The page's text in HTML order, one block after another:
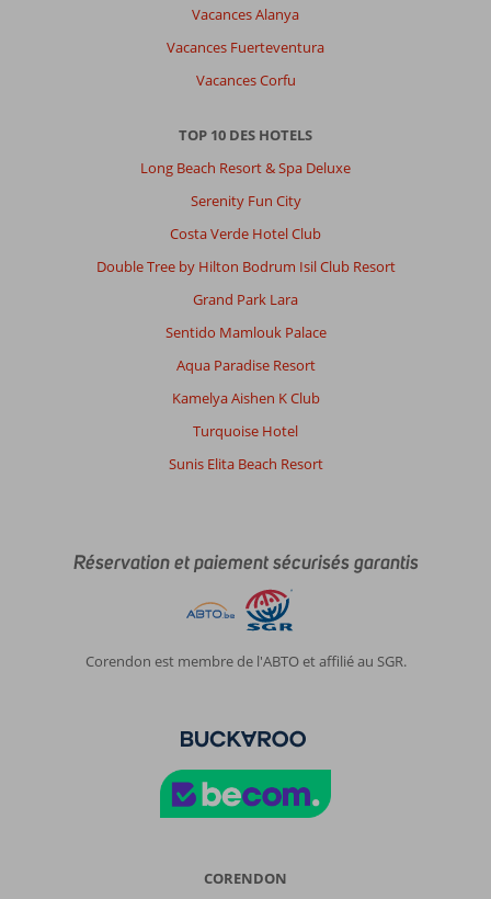
Vacances Alanya
Vacances Fuerteventura
Vacances Corfu
TOP 10 DES HOTELS
Long Beach Resort & Spa Deluxe
Serenity Fun City
Costa Verde Hotel Club
Double Tree by Hilton Bodrum Isil Club Resort
Grand Park Lara
Sentido Mamlouk Palace
Aqua Paradise Resort
Kamelya Aishen K Club
Turquoise Hotel
Sunis Elita Beach Resort
Réservation et paiement sécurisés garantis
Corendon est membre de l'ABTO et affilié au SGR.
CORENDON